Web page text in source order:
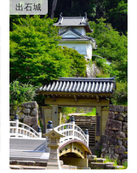
出石城